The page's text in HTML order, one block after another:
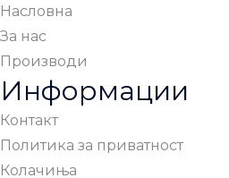
Насловна
За нас
Производи
Информации
Контакт
Политика за приватност
Колачиња